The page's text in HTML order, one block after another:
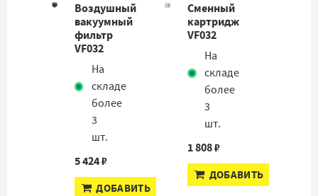
Воздушный
вакуумный
фильтр
VF032
На
складе
более
3
шт.
5 424 ₽
ДОБАВИТЬ
Сменный
картридж
VF032
На
складе
более
3
шт.
1 808 ₽
ДОБАВИТЬ